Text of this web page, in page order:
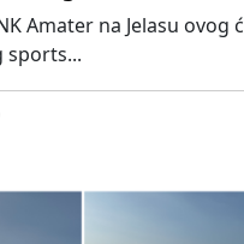
Amater na Jelasu ovog
sports...